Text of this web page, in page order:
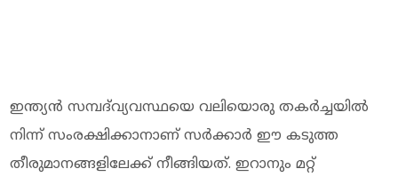
ഇന്ത്യൻ സമ്പദ്‌വ്യവസ്ഥയെ വലിയൊരു തകർച്ചയിൽ
നിന്ന് സംരക്ഷിക്കാനാണ് സർക്കാർ ഈ കടുത്ത
തീരുമാനങ്ങളിലേക്ക് നീങ്ങിയത്. ഇറാനും മറ്റ്